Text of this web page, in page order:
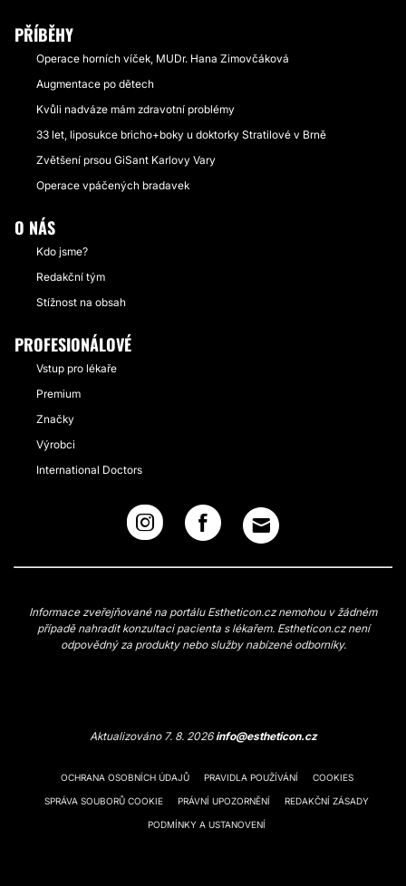
PŘÍBĚHY
Operace horních víček, MUDr. Hana Zimovčáková
Augmentace po dětech
Kvůli nadváze mám zdravotní problémy
33 let, liposukce bricho+boky u doktorky Stratilové v Brně
Zvětšení prsou GiSant Karlovy Vary
Operace vpáčených bradavek
O NÁS
Kdo jsme?
Redakční tým
Stížnost na obsah
PROFESIONÁLOVÉ
Vstup pro lékaře
Premium
Značky
Výrobci
International Doctors
Informace zveřejňované na portálu Estheticon.cz nemohou v žádném
případě nahradit konzultaci pacienta s lékařem. Estheticon.cz není
odpovědný za produkty nebo služby nabízené odborníky.
Aktualizováno 7. 8. 2026info@estheticon.cz
OCHRANA OSOBNÍCH ÚDAJŮ PRAVIDLA POUŽÍVÁNÍ COOKIES
SPRÁVA SOUBORŮ COOKIE PRÁVNÍ UPOZORNĚNÍ REDAKČNÍ ZÁSADY
PODMÍNKY A USTANOVENÍ